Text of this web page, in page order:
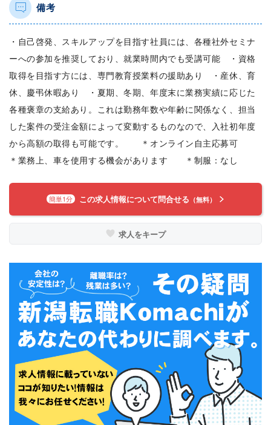
備考
・自己啓発、スキルアップを目指す社員には、各種社外セミナ
ーへの参加を推奨しており、就業時間内でも受講可能 ・資格
取得を目指す方には、専門教育授業料の援助あり ・産休、育
休、慶弔休暇あり ・夏期、冬期、年度末に業務実績に応じた
各種褒章の支給あり。これは勤務年数や年齢に関係なく、担当
した案件の受注金額によって変動するものなので、入社初年度
から高額の取得も可能です。 ＊オンライン自主応募可
＊業務上、車を使用する機会があります ＊制服：なし
簡単1分 この求人情報について問合せる （無料）
求人をキープ